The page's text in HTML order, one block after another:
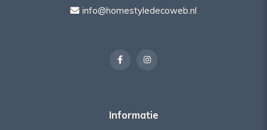
info@homestyledecoweb.nl
Informatie